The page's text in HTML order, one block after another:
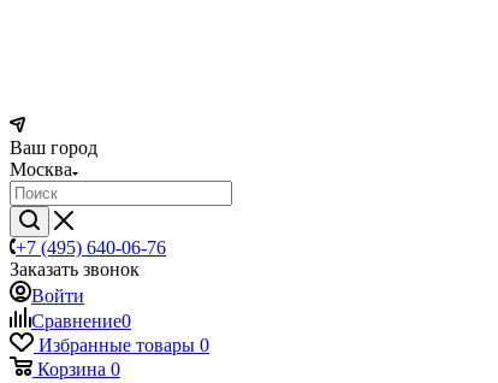
Ваш город
Москва
+7 (495) 640-06-76
Заказать звонок
Войти
Сравнение0
Избранные товары 0
Корзина 0